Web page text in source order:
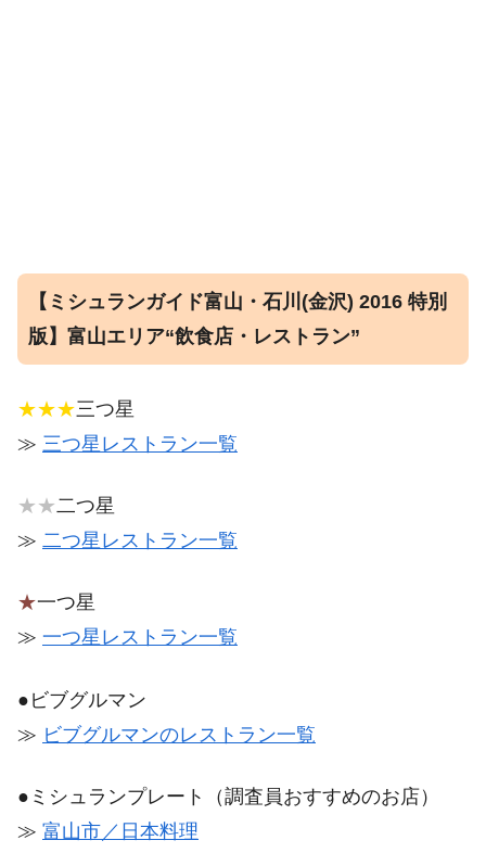
【ミシュランガイド富山・石川(金沢) 2016 特別
版】富山エリア“飲食店・レストラン”
★★★三つ星
≫ 三つ星レストラン一覧
★★二つ星
≫ 二つ星レストラン一覧
★一つ星
≫ 一つ星レストラン一覧
●ビブグルマン
≫ ビブグルマンのレストラン一覧
●ミシュランプレート（調査員おすすめのお店）
≫ 富山市／日本料理